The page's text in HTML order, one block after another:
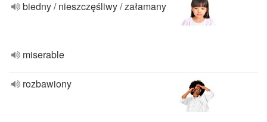
biedny / nieszczęśliwy / załamany
miserable
rozbawiony